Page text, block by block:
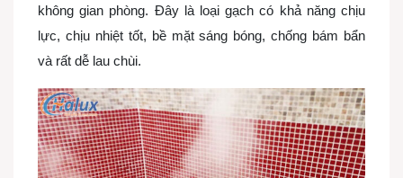
không gian phòng. Đây là loại gạch có khả năng chịu
lực, chịu nhiệt tốt, bề mặt sáng bóng, chống bám bẩn
và rất dễ lau chùi.